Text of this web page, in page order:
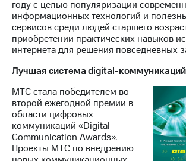
году с целью популяризации
информационных технологий и
сервисов среди людей старшего
приобретении практических навыков
интернета для решения повседневных
Лучшая система digital-коммуникаций
МТС стала победителем во
второй ежегодной премии в
области цифровых
коммуникаций «Digital
Communication Awards».
Проекты МТС по внедрению